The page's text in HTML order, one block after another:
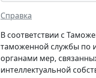
Справка
В соответствии с
таможенной службы по
органами мер,
интеллектуальной